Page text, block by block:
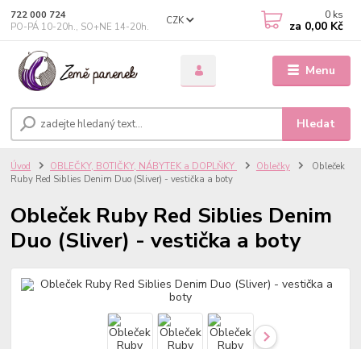
Menu
CZK
Hledat
722 000 724
PO-PÁ 10-20h., SO+NE 14-20h.
0 ks
za 0,00 Kč
Úvod OBLEČKY, BOTIČKY, NÁBYTEK a DOPLŇKY Oblečky
Obleček
Ruby Red Siblies Denim Duo (Sliver) - vestička a boty
Obleček Ruby Red Siblies Denim
Duo (Sliver) - vestička a boty